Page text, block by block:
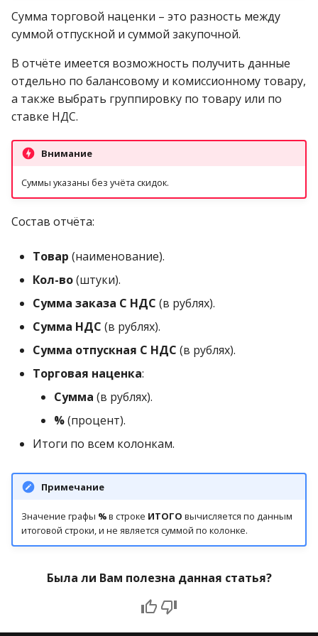
2023)
Реестр документов
розничного склада
Реестр приходов от
поставщика
Реестр розничных цен
Справка о погрешности к
ТО
товара (Генератор)
Формы 7-МЗ, 11-МЗ
Модуль «Торговые
технологии»
Работа с остатками
Работа со сроками
годности
Работа с фасовкой
Справочники
Услуги
данных
Сумма торговой наценки – это разность между
суммой отпускной и суммой закупочной.
В отчёте имеется возможность получить данные
отдельно по балансовому и комиссионному товару,
а также выбрать группировку по товару или по
ставке НДС.
Внимание
Суммы указаны без учёта скидок.
Состав отчёта:
Товар (наименование).
Кол-во(штуки).
Сумма заказа С НДС (в рублях).
Сумма НДС (в рублях).
Сумма отпускная С НДС (в рублях).
Торговая наценка:
Сумма (в рублях).
%(процент).
Итоги по всем колонкам.
Примечание
Значение графы %в строке ИТОГО вычисляется по данным
итоговой строки, и не является суммой по колонке.
Была ли Вам полезна данная статья?